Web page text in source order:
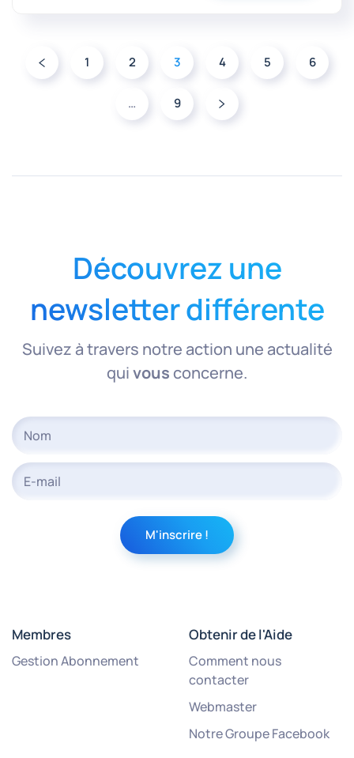
1 2 3 4 5 6
… 9
Découvrez une
newsletter différente
Suivez à travers notre action une actualité
quivousconcerne.
Membres
Gestion Abonnement
Obtenir de l'Aide
Comment nous
contacter
Webmaster
Notre Groupe Facebook